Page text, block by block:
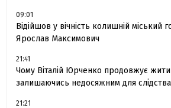
09:01
Відійшов у вічність колишній міський
Ярослав Максимович
21:41
Чому Віталій Юрченко продовжує
залишаючись недосяжним для слідства
21:21